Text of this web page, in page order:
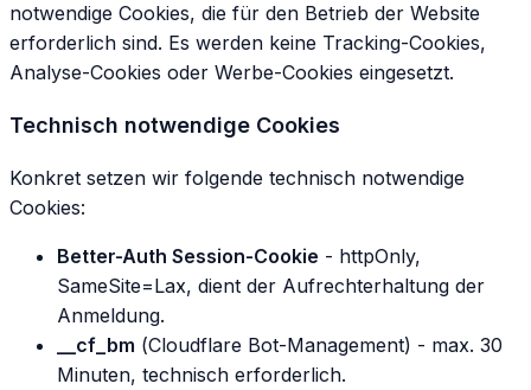
notwendige Cookies, die für den Betrieb der Website
erforderlich sind. Es werden keine Tracking-Cookies,
Analyse-Cookies oder Werbe-Cookies eingesetzt.
Technisch notwendige Cookies
Konkret setzen wir folgende technisch notwendige
Cookies:
Better-Auth Session-Cookie - httpOnly,
SameSite=Lax, dient der Aufrechterhaltung der
Anmeldung.
__cf_bm (Cloudflare Bot-Management) - max. 30
Minuten, technisch erforderlich.